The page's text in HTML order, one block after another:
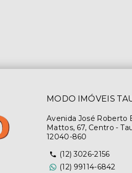
MODO IMÓVEIS
Avenida José Roberto
Mattos, 67, Centro -
12040-860
(12) 3026-2156
(12) 99114-6842